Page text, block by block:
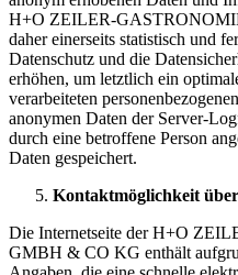
H+O ZEILER-
daher einerseits statistisch und
Datenschutz und die
erhöhen, um letztlich ein
verarbeiteten
anonymen Daten der Server-
durch eine betroffene Person
Daten gespeichert.
Kontaktmöglichkeit
Die Internetseite der H+O
GMBH & CO KG enthält